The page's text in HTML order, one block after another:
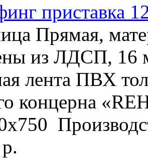
приставка
Прямая,
из ЛДСП,
лента ПВХ
концерна